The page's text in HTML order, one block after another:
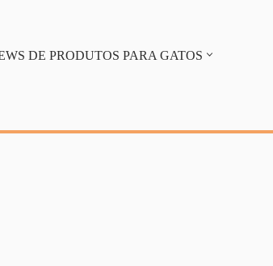
DE PRODUTOS PARA GATOS